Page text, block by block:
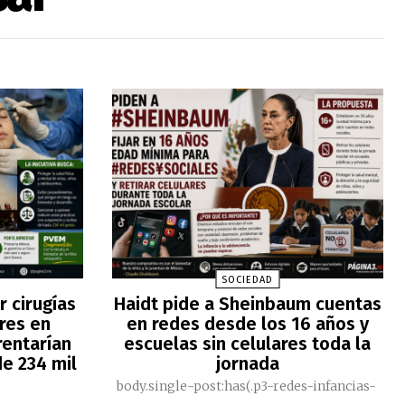
cirugías
en
234 mil
SOCIEDAD
Haidt pide a Sheinbaum cuentas
en redes desde los 16 años y
escuelas sin celulares toda la
jornada
body.single-post:has(.p3-redes-infancias-